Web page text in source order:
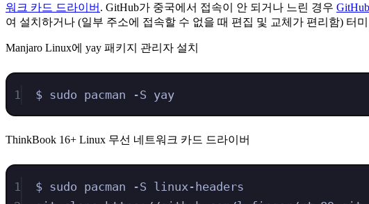
워크 카드 드라이버 . GitHub가 중국에서 접속이 안 되거나 느린 경우
여 설치하거나 (일부 주소에 접속할 수 없을 때 편집 및 교체가 편리함) 터
Manjaro Linux에 yay 패키지 관리자 설치
1 $ sudo pacman -S yay
ThinkBook 16+ Linux 무선 네트워크 카드 드라이버
1
$ sudo pacman -S linux-headers